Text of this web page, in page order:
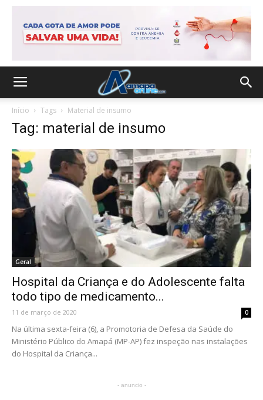
Início Tags Material de insumo
Tag: material de insumo
Geral
Hospital da Criança e do Adolescente falta
todo tipo de medicamento...
11 de março de 2020 0
Na última sexta-feira (6), a Promotoria de Defesa da Saúde do
Ministério Público do Amapá (MP-AP) fez inspeção nas instalações
do Hospital da Criança...
- anuncio -